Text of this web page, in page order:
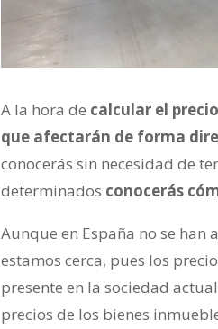
A la hora de calcular el
que afectarán de forma
conocerás sin necesidad de
determinados conocerás
Aunque en España no se
estamos cerca, pues los
presente en la sociedad
precios de los bienes